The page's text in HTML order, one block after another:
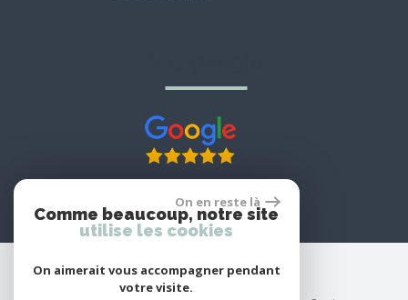
On en reste là
Comme beaucoup, notre site
utilise les cookies
On aimerait vous accompagner pendant
votre visite.